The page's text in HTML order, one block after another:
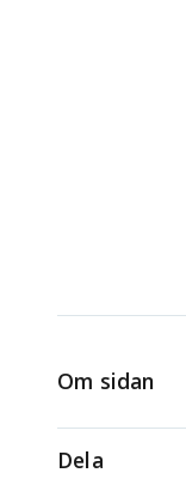
Om sidan
Dela